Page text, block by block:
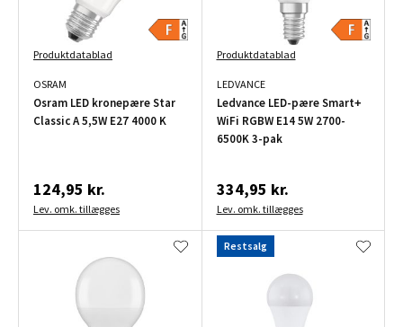
Produktdatablad
OSRAM
Osram LED kronepære Star
Classic A 5,5W E27 4000 K
124,95 kr.
Lev. omk. tillægges
Produktdatablad
LEDVANCE
Ledvance LED-pære Smart+
WiFi RGBW E14 5W 2700-
6500K 3-pak
334,95 kr.
Lev. omk. tillægges
Restsalg